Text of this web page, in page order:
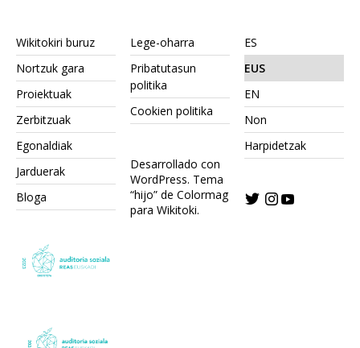
Wikitokiri buruz
Nortzuk gara
Proiektuak
Zerbitzuak
Egonaldiak
Jarduerak
Bloga
Lege-oharra
Pribatutasun
politika
Cookien politika
Desarrollado con
WordPress. Tema
“hijo” de Colormag
para Wikitoki.
ES
EUS
EN
Non
Harpidetzak